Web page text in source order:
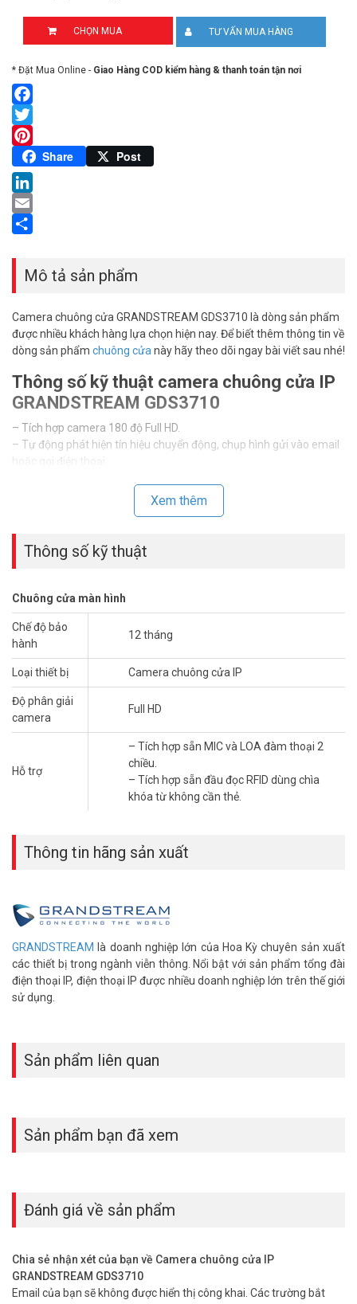
CHỌN MUA TƯ VẤN MUA HÀNG
* Đặt Mua Online - Giao Hàng COD kiểm hàng & thanh toán tận nơi
Facebook
Twitter
Pinterest
Share Post
LinkedIn
Email
Mô tả sản phẩm
Camera chuông cửa GRANDSTREAM GDS3710 là dòng sản phẩm
được nhiều khách hàng lựa chọn hiện nay. Để biết thêm thông tin về
dòng sản phẩm chuông cửa này hãy theo dõi ngay bài viết sau nhé!
Thông số kỹ thuật camera chuông cửa IP
GRANDSTREAM GDS3710
– Tích hợp camera 180 độ Full HD.
– Tự động phát hiện tín hiệu chuyển động, chụp hình gửi vào email
hoặc gọi điện thoại.
– Tích hợp sẵn đầu đọc RFID dùng chìa khóa từ không cần thẻ.
– Kết nối hệ thống thoại IP, điện thoại Smartphone, Tổng đài IP để
– Kết nối các hệ thống báo động, hồng ngoại.
– Kết nối đầu ghi hình, ghi lại toàn bộ hình ảnh ra vào.
– Hỗ trợ PoE không cần nguồn.
– Xuất xứ: Trung Quốc.
– Bảo hành: 12 tháng.
Quý khách có nhu cầu tư vấn vàgiá bán chuông cửa màn hình
GRANDSTREAM
xin vui lòng liên hệ Hotline 1900.9259 để được hỗ
trợ ưu đãi tốt nhất.
Xem thêm
Thông số kỹ thuật
Chuông cửa màn hình
Chế độ bảo
hành
12 tháng
Loại thiết bị Camera chuông cửa IP
Độ phân giải
camera
Full HD
Hỗ trợ
– Tích hợp sẵn MIC và LOA đàm thoại 2
chiều.
– Tích hợp sẵn đầu đọc RFID dùng chìa
khóa từ không cần thẻ.
Thông tin hãng sản xuất
GRANDSTREAM là doanh nghiệp lớn của Hoa Kỳ chuyên sản xuất
các thiết bị trong ngành viễn thông. Nổi bật với sản phẩm tổng đài
điện thoại IP, điện thoại IP được nhiều doanh nghiệp lớn trên thế giới
sử dụng.
Sản phẩm liên quan
Sản phẩm bạn đã xem
Đánh giá về sản phẩm
Chia sẻ nhận xét của bạn về Camera chuông cửa IP
GRANDSTREAM GDS3710
Email của bạn sẽ không được hiển thị công khai. Các trường bắt